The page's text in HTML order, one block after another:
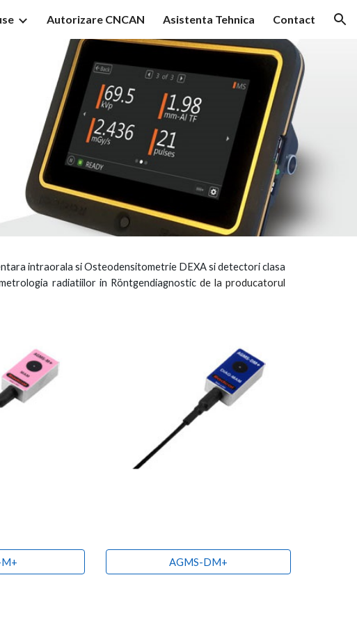
navigationAutorizare CNCAN Asistenta Tehnica Contact
intraorala si Osteodensitometrie DEXA sidetectoriclasa
etrologia radiatiilor in Röntgendiagnostic de la producatorul
AGMS-DM+